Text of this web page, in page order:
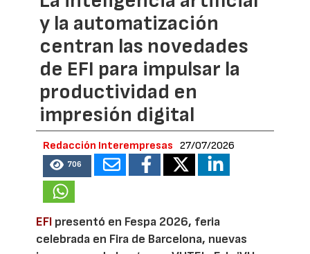
y la automatización
centran las novedades
de EFI para impulsar la
productividad en
impresión digital
Redacción Interempresas 27/07/2026
706
EFI presentó en Fespa 2026, feria
celebrada en Fira de Barcelona, nuevas